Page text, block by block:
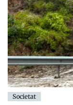
Societat